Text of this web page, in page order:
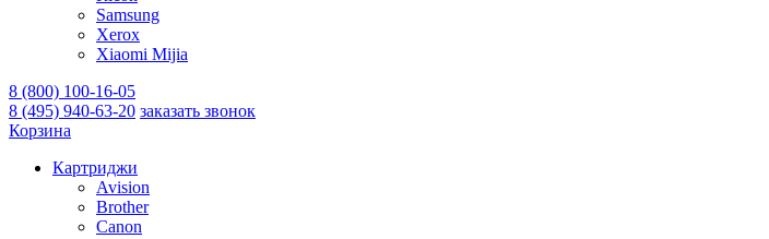
Samsung
Xerox
Xiaomi Mijia
8 (800) 100-16-05
8 (495) 940-63-20 заказать звонок
Корзина
Картриджи
Avision
Brother
Canon